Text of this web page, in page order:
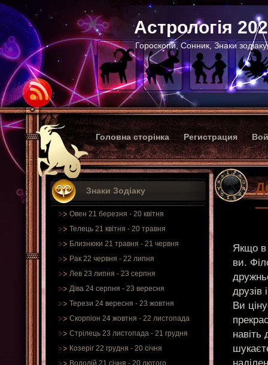
Астрологія
Гороскопи, Сонник, Знаки
Головна сторінка Регистрация
Знаки Зодіаку
Овен 21 березня - 20 квітня
Телець 21 квітня - 20 травня
Близнюки 21 травня - 21 червня
Рак 22 червня - 22 липня
Лев 23 липня - 23 серпня
Діва 24 серпня - 23 вересня
Терези 24 вересня - 23 жовтня
Скорпіон 24 жовтня - 22 листопада
Стрілець 23 листопада - 21 грудня
Козеріг 22 грудня - 20 січня
Водолій 21 січня - 20 лютого
—
Якщо в
ви.
друзів
Ви
навіть